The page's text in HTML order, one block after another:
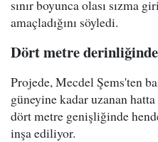
sınır boyunca olası sızma
amaçladığını söyledi.
Dört metre
Projede, Mecdel Şems'ten
güneyine kadar uzanan
dört metre genişliğinde
inşa ediliyor.